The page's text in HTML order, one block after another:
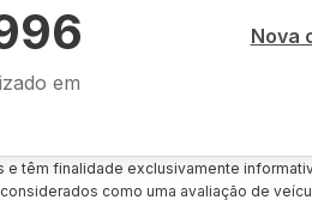
em
Nova
têm finalidade exclusivamente
como uma avaliação de